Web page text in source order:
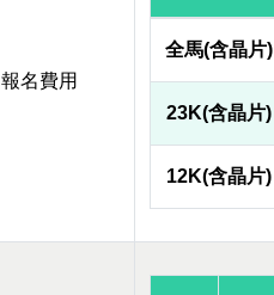
報名費用
全馬(含晶片)
23K(含晶片)
12K(含晶片)